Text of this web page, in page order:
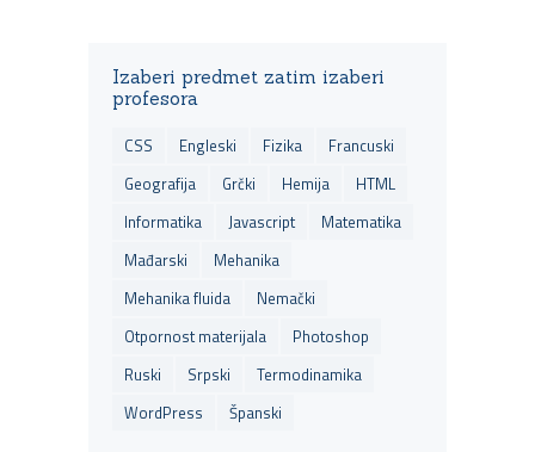
View Tutor
Izaberi predmet zatim izaberi
profesora
CSS Engleski Fizika
Francuski
Geografija
Grčki Hemija
HTML
Informatika
Javascript
Matematika
Mađarski
Mehanika
Mehanika fluida
Nemački
Otpornost materijala
Photoshop
Ruski
Srpski
Termodinamika
WordPress
Španski